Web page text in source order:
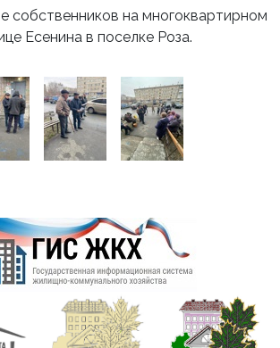
собственников на многоквартирном
Есенина в поселке Роза.